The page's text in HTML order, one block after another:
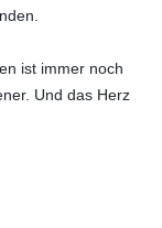
ist immer noch
Und das Herz